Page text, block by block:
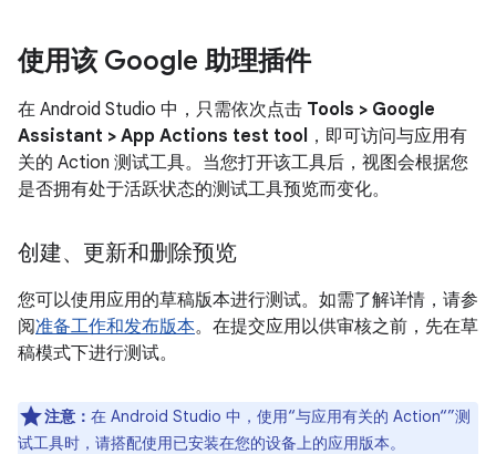
使用该 Google 助理插件
在 Android Studio 中，只需依次点击 Tools > Google
Assistant > App Actions test tool ，即可访问与应用有
关的 Action 测试工具。当您打开该工具后，视图会根据您
是否拥有处于活跃状态的测试工具预览而变化。
创建、更新和删除预览
您可以使用应用的草稿版本进行测试。如需了解详情，请参
阅准备工作和发布版本。在提交应用以供审核之前，先在草
稿模式下进行测试。
注意： 在 Android Studio 中，使用“与应用有关的 Action“”测
试工具时，请搭配使用已安装在您的设备上的应用版本。